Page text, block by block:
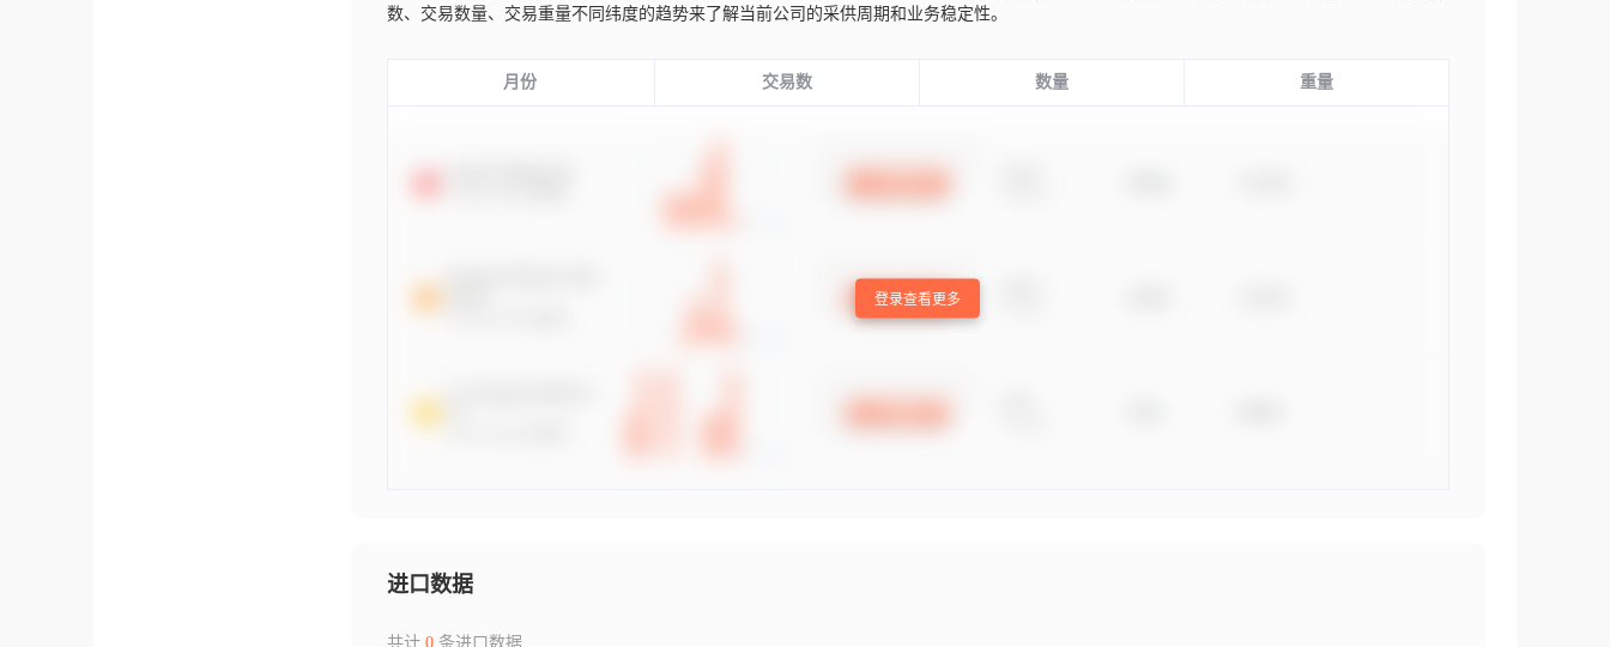
数、交易数量、交易重量不同纬度的趋势来了解当前公司的采供周期和业务稳定性。
月份 交易数 数量 重量
登录查看更多
进口数据
共计 0条进口数据